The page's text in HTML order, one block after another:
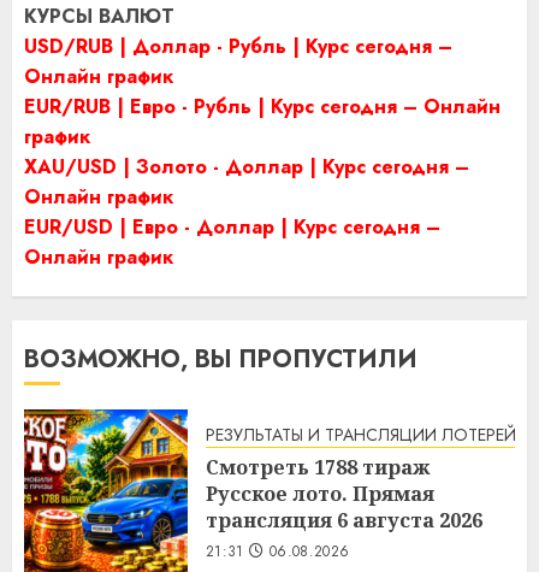
КУРСЫ ВАЛЮТ
USD/RUB | Доллар - Рубль | Курс сегодня –
Онлайн график
EUR/RUB | Евро - Рубль | Курс сегодня – Онлайн
график
XAU/USD | Золото - Доллар | Курс сегодня –
Онлайн график
EUR/USD | Евро - Доллар | Курс сегодня –
Онлайн график
ВОЗМОЖНО, ВЫ ПРОПУСТИЛИ
РЕЗУЛЬТАТЫ И ТРАНСЛЯЦИИ ЛОТЕРЕЙ
Смотреть 1788 тираж
Русское лото. Прямая
трансляция 6 августа 2026
21:31 06.08.2026